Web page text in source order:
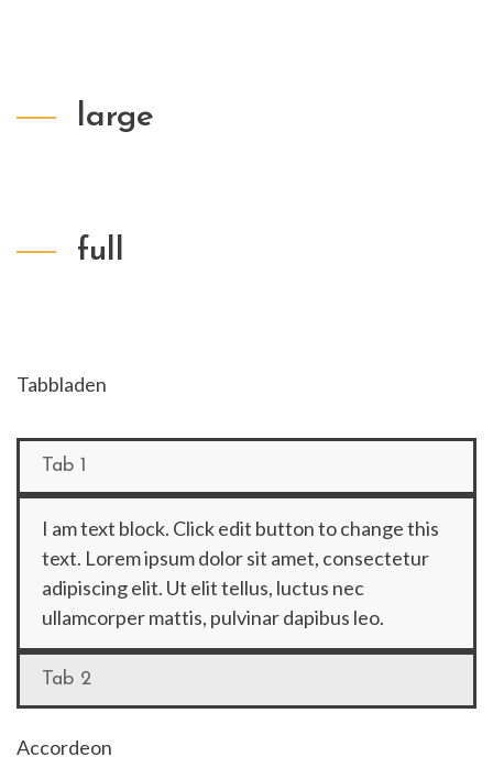
large
full
Tabbladen
Tab 1
I am text block. Click edit button to change this
text. Lorem ipsum dolor sit amet, consectetur
adipiscing elit. Ut elit tellus, luctus nec
ullamcorper mattis, pulvinar dapibus leo.
Tab 2
Accordeon